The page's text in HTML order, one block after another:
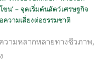
ขน’ – จุดเริ่มต้นสัตว์เศรษฐกิจ
ความเสี่ยงต่อธรรมชาติ
ความหลากหลายทางชีวภาพ,